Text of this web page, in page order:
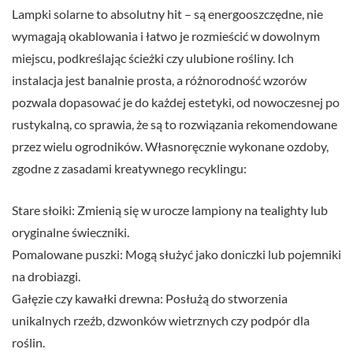
Lampki solarne to absolutny hit – są energooszczędne, nie
wymagają okablowania i łatwo je rozmieścić w dowolnym
miejscu, podkreślając ścieżki czy ulubione rośliny. Ich
instalacja jest banalnie prosta, a różnorodność wzorów
pozwala dopasować je do każdej estetyki, od nowoczesnej po
rustykalną, co sprawia, że są to rozwiązania rekomendowane
przez wielu ogrodników. Własnoręcznie wykonane ozdoby,
zgodne z zasadami kreatywnego recyklingu:
Stare słoiki: Zmienią się w urocze lampiony na tealighty lub
oryginalne świeczniki.
Pomalowane puszki: Mogą służyć jako doniczki lub pojemniki
na drobiazgi.
Gałęzie czy kawałki drewna: Posłużą do stworzenia
unikalnych rzeźb, dzwonków wietrznych czy podpór dla
roślin.